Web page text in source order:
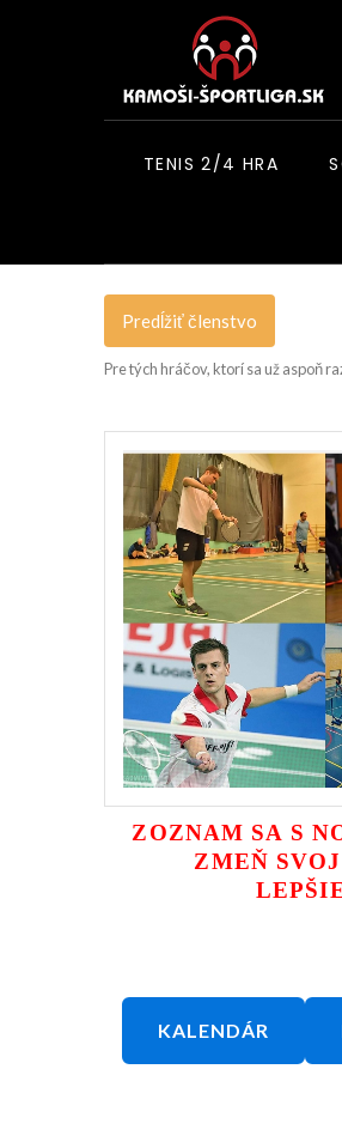
TENIS 2/4 HRA
Predĺžiť členstvo
Pre tých hráčov, ktorí sa už aspoň
ZOZNAM SA S
ZMEŇ
KALENDÁR